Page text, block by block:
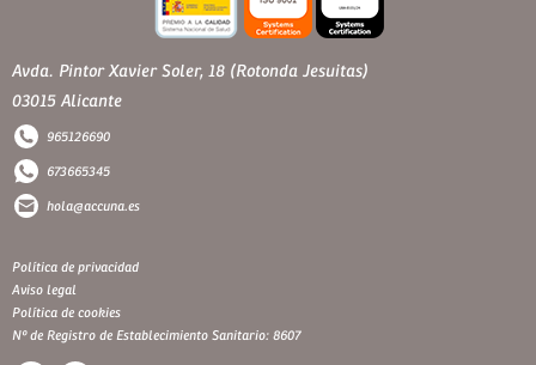
Avda. Pintor Xavier Soler, 18 (Rotonda Jesuitas)
03015 Alicante
965126690
673665345
hola@accuna.es
Política de privacidad
Aviso legal
Política de cookies
Nº de Registro de Establecimiento Sanitario: 8607